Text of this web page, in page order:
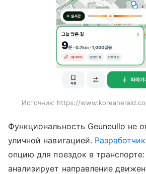
Источник: https://
Функциональность Geuneullo не
уличной навигацией. Разработчик
опцию для поездок в
анализирует направление